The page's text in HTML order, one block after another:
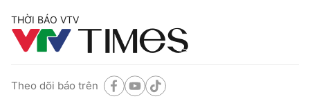
THỜI BÁO VTV
Theo dõi báo trên